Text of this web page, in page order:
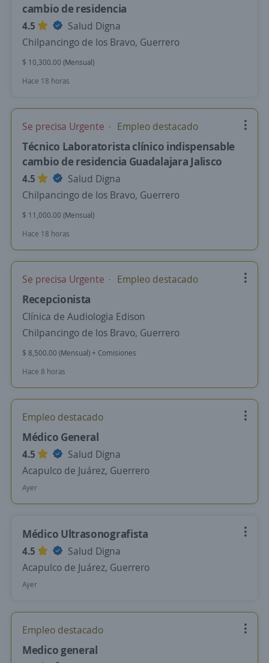
cambio de residencia
4.5
Salud Digna
Chilpancingo de los Bravo, Guerrero
$ 10,300.00 (Mensual)
Hace 18 horas
Se precisa Urgente Empleo destacado
Técnico Laboratorista clínico indispensable
cambio de residencia Guadalajara Jalisco
4.5
Salud Digna
Chilpancingo de los Bravo, Guerrero
$ 11,000.00 (Mensual)
Hace 18 horas
Se precisa Urgente Empleo destacado
Recepcionista
Clínica de Audiologia Edison
Chilpancingo de los Bravo, Guerrero
$ 8,500.00 (Mensual) + Comisiones
Hace 8 horas
Empleo destacado
Médico General
4.5
Salud Digna
Acapulco de Juárez, Guerrero
Ayer
Médico Ultrasonografista
4.5
Salud Digna
Acapulco de Juárez, Guerrero
Ayer
Empleo destacado
Medico general